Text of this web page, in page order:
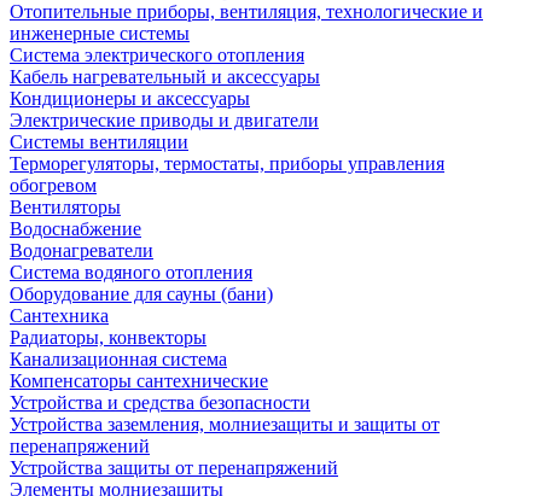
Отопительные приборы, вентиляция, технологические и
инженерные системы
Система электрического отопления
Кабель нагревательный и аксессуары
Кондиционеры и аксессуары
Электрические приводы и двигатели
Системы вентиляции
Терморегуляторы, термостаты, приборы управления
обогревом
Вентиляторы
Водоснабжение
Водонагреватели
Система водяного отопления
Оборудование для сауны (бани)
Сантехника
Радиаторы, конвекторы
Канализационная система
Компенсаторы сантехнические
Устройства и средства безопасности
Устройства заземления, молниезащиты и защиты от
перенапряжений
Устройства защиты от перенапряжений
Элементы молниезащиты